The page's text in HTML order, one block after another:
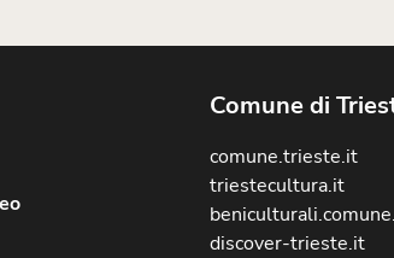
Comune di
comune.trieste.it
triestecultura.it
discover-trieste.it